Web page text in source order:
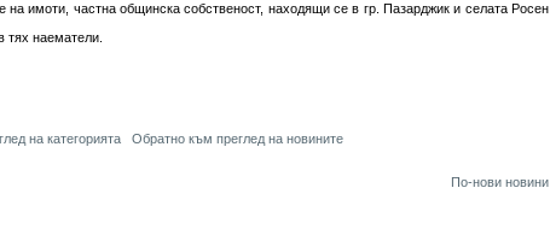
имоти, частна общинска собственост, находящи се в гр. Пазарджик и селата Росен
наематели.
на категорията
Обратно към преглед на новините
По-нови новини